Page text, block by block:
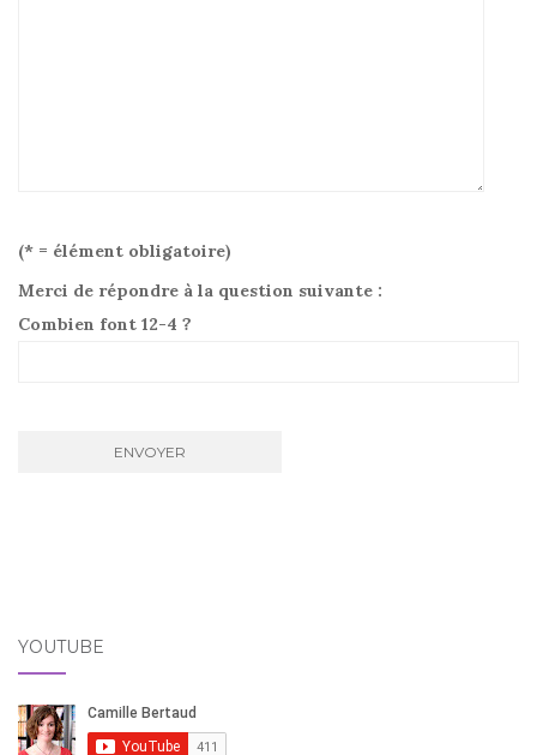
(* = élément obligatoire)
Merci de répondre à la question suivante :
Combien font 12-4 ?
YOUTUBE